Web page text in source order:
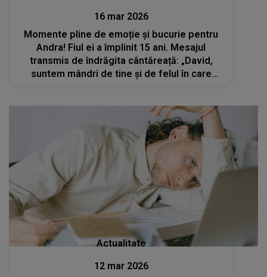
16 mar 2026
Momente pline de emoție și bucurie pentru
Andra! Fiul ei a împlinit 15 ani. Mesajul
transmis de îndrăgita cântăreață: „David,
suntem mândri de tine și de felul în care
Actualitate
12 mar 2026